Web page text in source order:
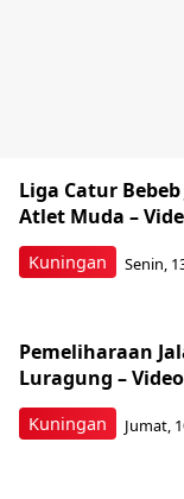
Kuningan
Liga Catur
Atlet Muda –
Senin,
Kuningan
Pemeliharaan
Luragung – Video
Jumat,